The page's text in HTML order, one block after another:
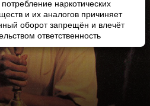
наркотических
и их аналогов причиняет
оборот запрещён и влечёт
ответственность